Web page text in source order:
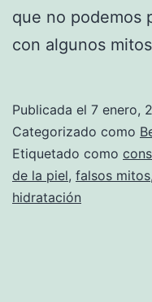
que no podemos
con algunos
Publicada el 7 enero,
Categorizado como
Etiquetado como
de la piel, falsos mitos,
hidratación